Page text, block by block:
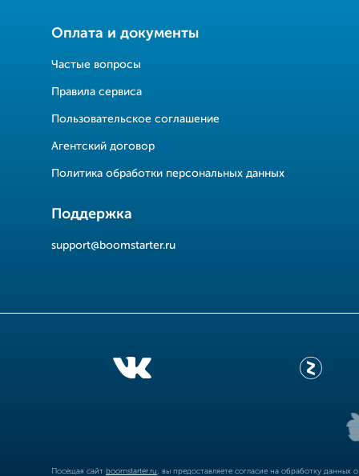
Оплата и документы
Частые вопросы
Правила сервиса
Пользовательское соглашение
Агентский договор
Политика обработки персональных данных
Поддержка
support@boomstarter.ru
Посещая сайт boomstarter.ru , вы предоставляете согласие на обработку